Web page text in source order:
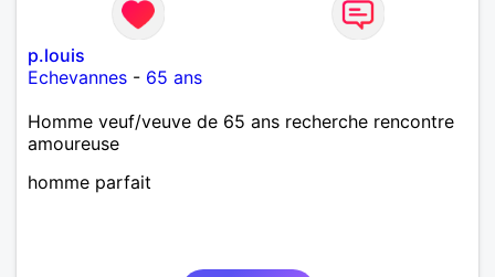
p.louis
Echevannes - 65 ans
Homme veuf/veuve de 65 ans recherche rencontre
amoureuse
homme parfait